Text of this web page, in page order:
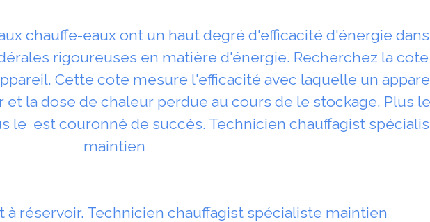
chauffe-eaux ont un haut degré d'efficacité d'énergie
rigoureuses en matière d'énergie. Recherchez la
Cette cote mesure l'efficacité avec laquelle un
la dose de chaleur perdue au cours de le stockage. Plus le
le est couronné de succès. Technicien chauffagist
maintien
à réservoir. Technicien chauffagist spécialiste maintien